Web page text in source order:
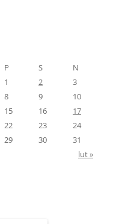
P S
N
1
2
3
8 9
10
15 16
17
22 23
24
29 30
31
lut »